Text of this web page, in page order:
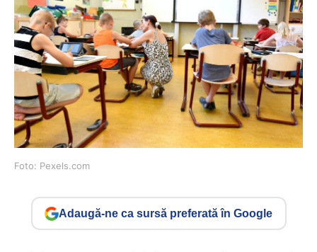
Foto: Pexels.com
Adaugă-ne ca sursă preferată în Google